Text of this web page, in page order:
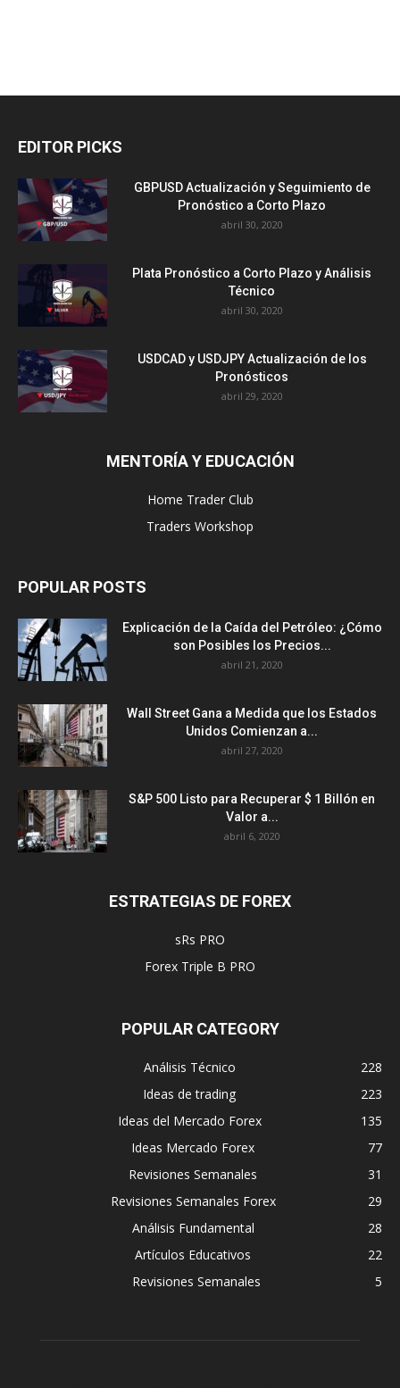
EDITOR PICKS
GBPUSD Actualización y Seguimiento de
Pronóstico a Corto Plazo
abril 30, 2020
Plata Pronóstico a Corto Plazo y Análisis
Técnico
abril 30, 2020
USDCAD y USDJPY Actualización de los
Pronósticos
abril 29, 2020
MENTORÍA Y EDUCACIÓN
Home Trader Club
Traders Workshop
POPULAR POSTS
Explicación de la Caída del Petróleo: ¿Cómo
son Posibles los Precios...
abril 21, 2020
Wall Street Gana a Medida que los Estados
Unidos Comienzan a...
abril 27, 2020
S&P 500 Listo para Recuperar $ 1 Billón en
Valor a...
abril 6, 2020
ESTRATEGIAS DE FOREX
sRs PRO
Forex Triple B PRO
POPULAR CATEGORY
Análisis Técnico
228
Ideas de trading
223
Ideas del Mercado Forex
135
Ideas Mercado Forex
77
Revisiones Semanales
31
Revisiones Semanales Forex
29
Análisis Fundamental
28
Artículos Educativos
22
Revisiones Semanales
5